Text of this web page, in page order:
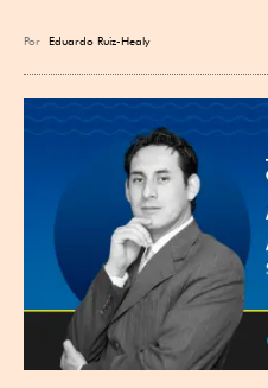
Por Eduardo Ruiz-Healy